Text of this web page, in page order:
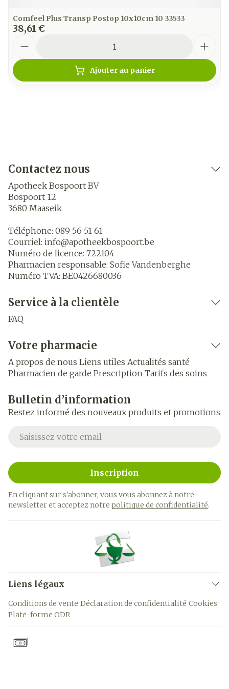
Comfeel Plus Transp Postop 10x10cm 10 33533
38,61 €
Ajouter au panier
Contactez nous
Apotheek Bospoort BV
Bospoort 12
3680 Maaseik
Téléphone: 089 56 51 61
Courriel: info@apotheekbospoort.be
Numéro de licence: 722104
Pharmacien responsable: Sofie Vandenberghe
Numéro TVA: BE0426680036
Service à la clientèle
FAQ
Votre pharmacie
A propos de nous Liens utiles Actualités santé
Pharmacien de garde Prescription Tarifs des soins
Bulletin d’information
Restez informé des nouveaux produits et promotions
Adresse mail
Inscription
En cliquant sur s'abonner, vous vous abonnez à notre
newsletter et acceptez notre politique de confidentialité.
Liens légaux
Conditions de vente Déclaration de confidentialité Cookies
Plate-forme ODR